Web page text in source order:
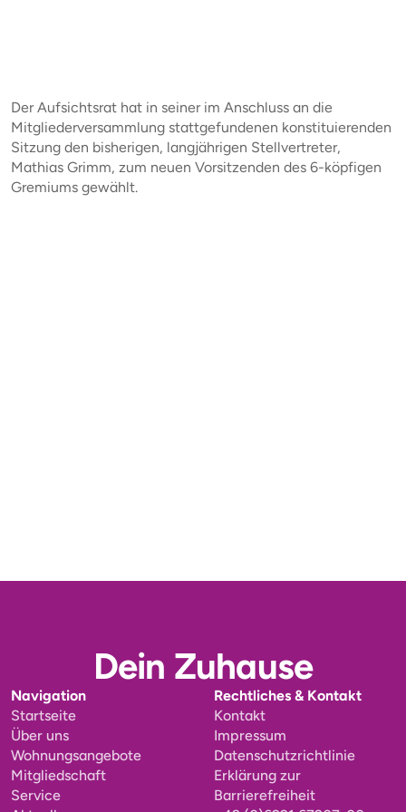
Der Aufsichtsrat hat in seiner im Anschluss an die
Mitgliederversammlung stattgefundenen konstituierenden
Sitzung den bisherigen, langjährigen Stellvertreter,
Mathias Grimm, zum neuen Vorsitzenden des 6-köpfigen
Gremiums gewählt.
Dein Zuhause
Navigation
Startseite
Über uns
Wohnungsangebote
Mitgliedschaft
Service
Rechtliches & Kontakt
Kontakt
Impressum
Datenschutzrichtlinie
Erklärung zur
Barrierefreiheit